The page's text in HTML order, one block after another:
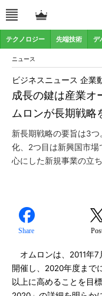
テクノロジー 先端技術 デ
ニュース
成長の鍵は産業オ
ムロンが長期戦略
ビジネスニュース 企業
新長期戦略の要旨は3
化、2つ目は新興国市
心にした新規事業の立
Share
オムロンは、2011年7
開催し、2020年度まで
以上に高めることを目